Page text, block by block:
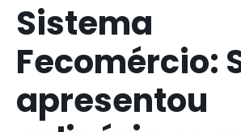
Sistema
Fecomércio:
apresentou